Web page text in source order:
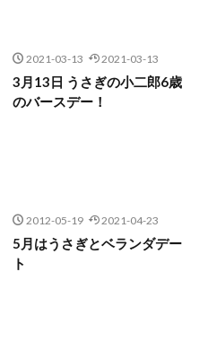
2021-03-13 2021-03-13
3月13日 うさぎの小二郎6歳
のバースデー！
2012-05-19 2021-04-23
5月はうさぎとベランダデー
ト